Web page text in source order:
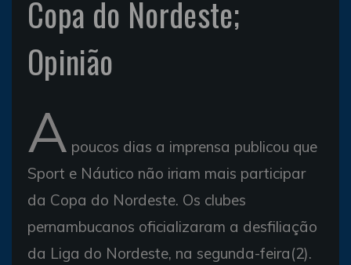
Copa do Nordeste;
Opinião
A poucos dias a imprensa publicou que
Sport e Náutico não iriam mais participar
da Copa do Nordeste. Os clubes
pernambucanos oficializaram a desfiliação
da Liga do Nordeste, na segunda-feira(2).